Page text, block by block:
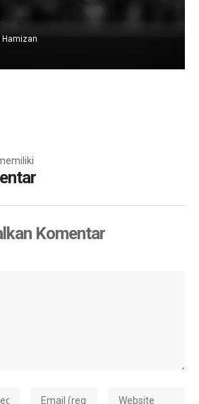
Hamizan
Komentar